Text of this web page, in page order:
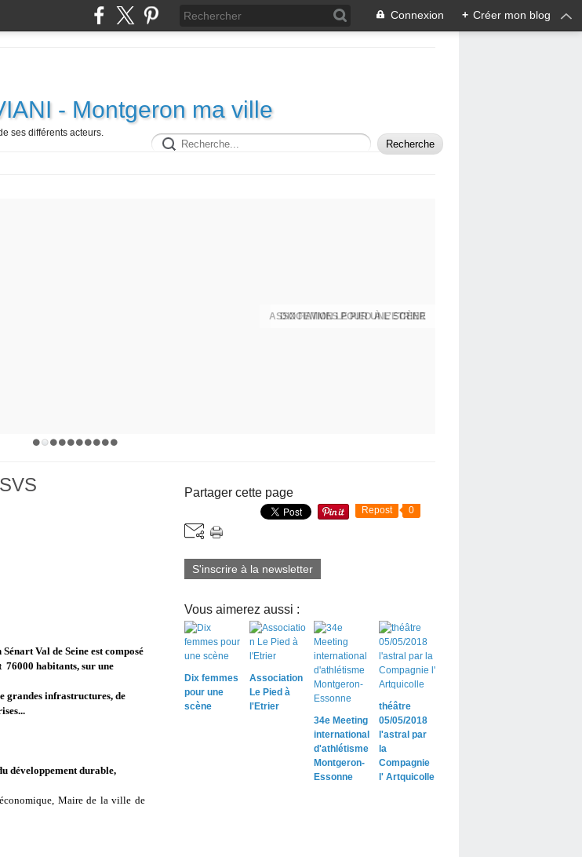
Connexion + Créer mon blog
- Montgeron ma ville
ses différents acteurs.
ASSOCIATION LE PIED À L'ETRIER
Val de Seine est composé
76000 habitants, sur une
grandes infrastructures, de
développement durable,
Maire de la ville de
Partager cette page
Repost 0
S'inscrire à la newsletter
Vous aimerez aussi :
Dix femmes
pour une
scène
Association
Le Pied à
l'Etrier
34e Meeting
international
d'athlétisme
Montgeron-
Essonne
théâtre
05/05/2018
l'astral par
la
Compagnie
l' Artquicolle